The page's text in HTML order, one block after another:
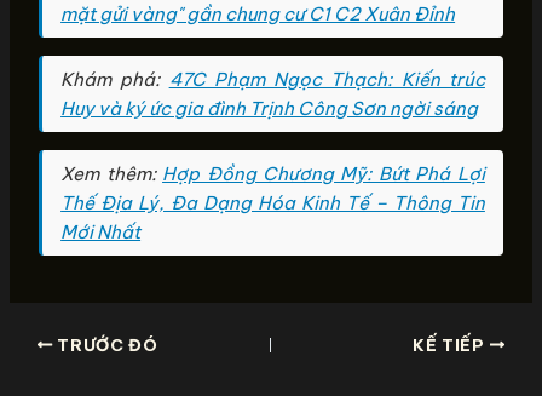
mặt gửi vàng" gần chung cư C1 C2 Xuân Đỉnh
Khám phá: 47C Phạm Ngọc Thạch: Kiến trúc
Huy và ký ức gia đình Trịnh Công Sơn ngời sáng
Xem thêm: Hợp Đồng Chương Mỹ: Bứt Phá Lợi
Thế Địa Lý, Đa Dạng Hóa Kinh Tế – Thông Tin
Mới Nhất
TRƯỚC ĐÓ KẾ TIẾP